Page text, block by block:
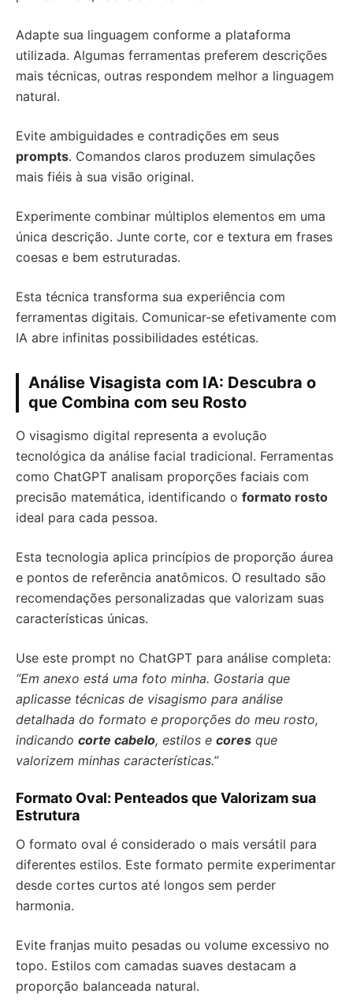
Adapte sua linguagem conforme a plataforma
utilizada. Algumas ferramentas preferem descrições
mais técnicas, outras respondem melhor a linguagem
natural.
Evite ambiguidades e contradições em seus
prompts. Comandos claros produzem simulações
mais fiéis à sua visão original.
Experimente combinar múltiplos elementos em uma
única descrição. Junte corte, cor e textura em frases
coesas e bem estruturadas.
Esta técnica transforma sua experiência com
ferramentas digitais. Comunicar-se efetivamente com
IA abre infinitas possibilidades estéticas.
Análise Visagista com IA: Descubra o
que Combina com seu Rosto
O visagismo digital representa a evolução
tecnológica da análise facial tradicional. Ferramentas
como ChatGPT analisam proporções faciais com
precisão matemática, identificando o formato rosto
ideal para cada pessoa.
Esta tecnologia aplica princípios de proporção áurea
e pontos de referência anatômicos. O resultado são
recomendações personalizadas que valorizam suas
características únicas.
Use este prompt no ChatGPT para análise completa:
“Em anexo está uma foto minha. Gostaria que
aplicasse técnicas de visagismo para análise
detalhada do formato e proporções do meu rosto,
indicando corte cabelo, estilos e cores que
valorizem minhas características.”
Formato Oval: Penteados que Valorizam sua
Estrutura
O formato oval é considerado o mais versátil para
diferentes estilos. Este formato permite experimentar
desde cortes curtos até longos sem perder
harmonia.
Evite franjas muito pesadas ou volume excessivo no
topo. Estilos com camadas suaves destacam a
proporção balanceada natural.